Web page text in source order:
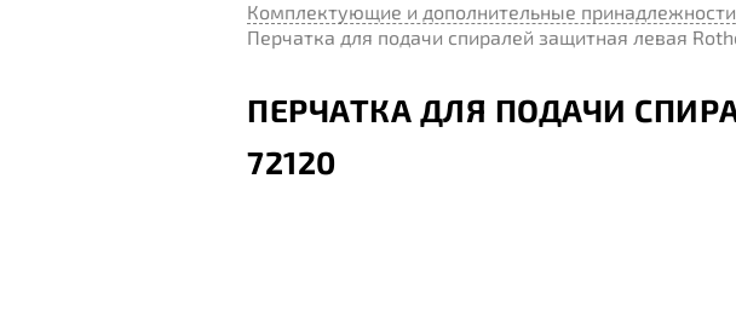
Комплектующие и дополнительные
Перчатка для подачи спиралей защитная левая
ПЕРЧАТКА ДЛЯ ПОДАЧИ
72120